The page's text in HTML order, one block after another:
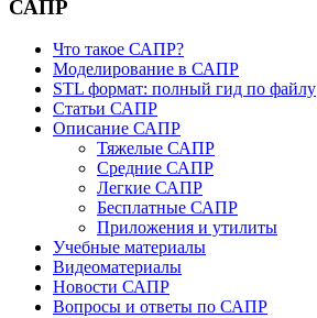
САПР
Что такое САПР?
Моделирование в САПР
STL формат: полный гид по файлу
Статьи САПР
Описание САПР
Тяжелые САПР
Средние САПР
Легкие САПР
Бесплатные САПР
Приложения и утилиты
Учебные материалы
Видеоматериалы
Новости САПР
Вопросы и ответы по САПР